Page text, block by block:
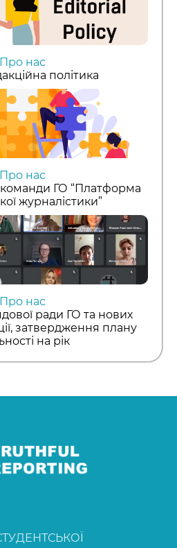
Про нас
політика
Про нас
ГО “Платформа
журналістики”
Про нас
ради ГО та нових
затвердження плану
на рік